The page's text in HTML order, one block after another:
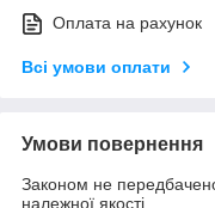
Оплата на рахунок
Всі умови оплати
Умови повернення
Законом не
належної якості